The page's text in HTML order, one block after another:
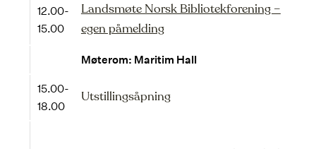
12.00-
15.00
Landsmøte Norsk Bibliotekforening –
egen påmelding
Møterom: Maritim Hall
15.00-
18.00
Utstillingsåpning